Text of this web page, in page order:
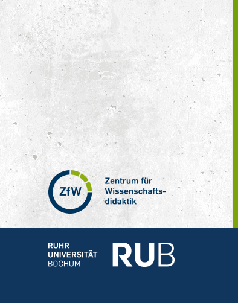
Zentrum
für
Wissenschaftsdidaktik
–
Ruhr-
Universität